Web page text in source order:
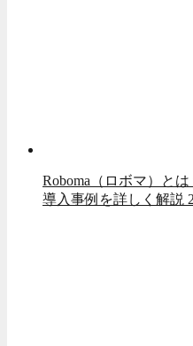
Roboma（ロボマ）と
導入事例を詳しく解説